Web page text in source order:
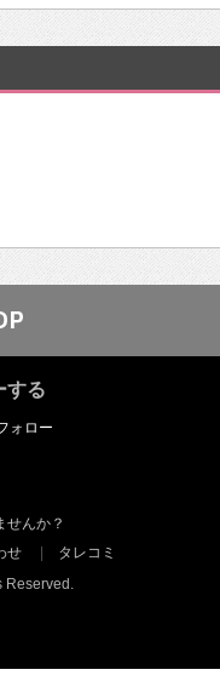
する
せんか？
せ
タレコミ
Reserved.